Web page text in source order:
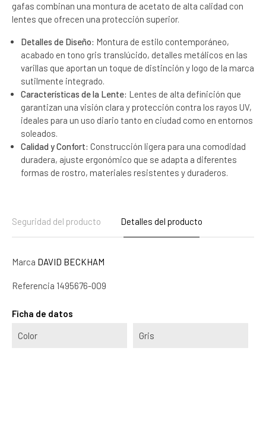
gafas combinan una montura de acetato de alta calidad con
lentes que ofrecen una protección superior.
Detalles de Diseño: Montura de estilo contemporáneo,
acabado en tono gris translúcido, detalles metálicos en las
varillas que aportan un toque de distinción y logo de la marca
sutilmente integrado.
Características de la Lente: Lentes de alta definición que
garantizan una visión clara y protección contra los rayos UV,
ideales para un uso diario tanto en ciudad como en entornos
soleados.
Calidad y Confort: Construcción ligera para una comodidad
duradera, ajuste ergonómico que se adapta a diferentes
formas de rostro, materiales resistentes y duraderos.
Seguridad del producto Detalles del producto
Marca DAVID BECKHAM
Referencia 1495676-0O9
Ficha de datos
Color Gris